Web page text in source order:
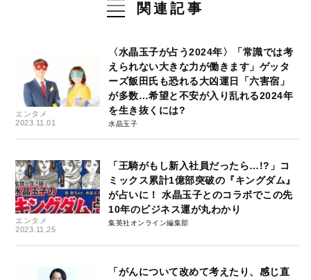
関連記事
エンタメ
2023.11.01
〈水晶玉子が占う2024年〉「常識では考
えられない大きな力が働きます」ゲッタ
ーズ飯田氏も恐れる大凶運日「六害宿」
が多数…希望と不安が入り乱れる2024年
を生き抜くには?
水晶玉子
エンタメ
2023.11.25
「王騎がもし新入社員だったら…!?」コ
ミックス累計1億部突破の『キングダム』
が占いに！ 水晶玉子とのコラボでこの先
10年のビジネス運が丸わかり
集英社オンライン編集部
「がんについて改めて考えたり、感じ直